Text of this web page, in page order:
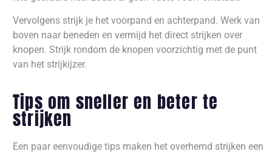
Vervolgens strijk je het voorpand en achterpand. Werk van
boven naar beneden en vermijd het direct strijken over
knopen. Strijk rondom de knopen voorzichtig met de punt
van het strijkijzer.
Tips om sneller en beter te
strijken
Een paar eenvoudige tips maken het overhemd strijken een